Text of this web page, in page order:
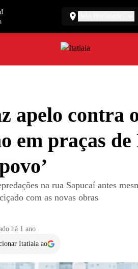
apelo contra
em praças de
na rua Sapucaí antes
com as novas obras
há 1 ano
Itatiaia ao